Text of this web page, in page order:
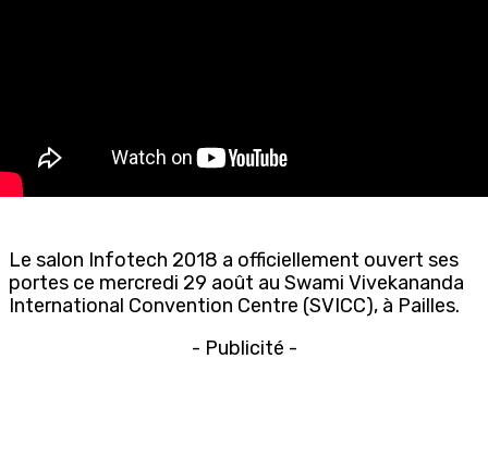
Le salon Infotech 2018 a officiellement ouvert ses
portes ce mercredi 29 août au Swami Vivekananda
International Convention Centre (SVICC), à Pailles.
- Publicité -